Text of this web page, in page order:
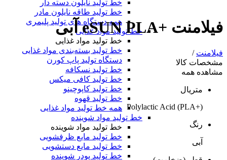
خط تولید نایلون دسته دار
خط تولید طاقه نایلون مادر
همه دستگاه های تولید پلیمری
خط تولید مواد غذایی
خط تولید مواد غذایی
خط تولید بسته‌بندی مواد غذایی
دستگاه تولید پاپ کورن
خط تولید نسکافه
خط تولید کافی میکس
خط تولید کاپوچینو
خط تولید قهوه
همه خط تولید مواد غذایی
خط تولید مواد شوینده
خط تولید مواد شوینده
خط تولید مایع ظرفشویی
خط تولید مایع دستشویی
خط تولید پودر شوینده
فیلامنت +eSUN PLA آبی
فیلامنت /
مشخصات کالا
مشاهده همه
متریال
(+PLA) Polylactic Acid
رنگ
آبی